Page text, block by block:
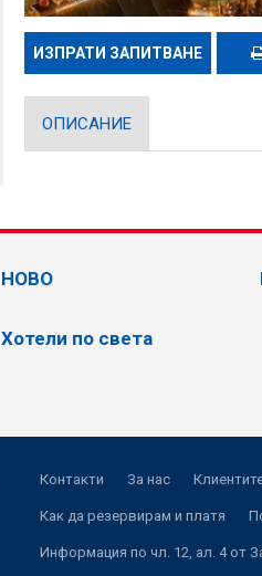
ИЗПРАТИ ЗАПИТВАНЕ
ОПИСАНИЕ
НОВО
Хотели по света
Контакти За нас
Как да резервирам и платя
Информация по чл. 12, ал. 4 от